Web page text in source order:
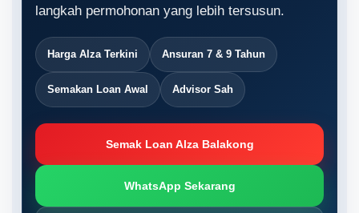
langkah permohonan yang lebih tersusun.
Harga Alza Terkini Ansuran 7 & 9 Tahun
Semakan Loan Awal Advisor Sah
Semak Loan Alza Balakong
WhatsApp Sekarang